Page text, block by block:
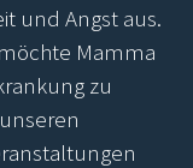
und Angst aus.
Mamma
zu